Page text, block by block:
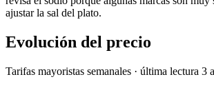
ajustar la sal del plato.
Evolución del precio
Tarifas mayoristas semanales · última lectura 3